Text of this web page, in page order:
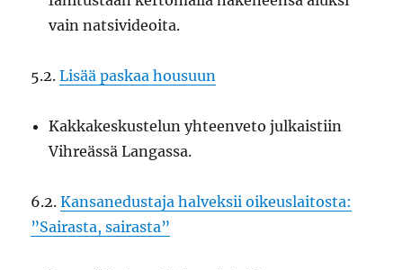
vain natsivideoita.
5.2.Lisää paskaa housuun
Kakkakeskustelun yhteenveto julkaistiin
Vihreässä Langassa.
6.2.Kansanedustaja halveksii oikeuslaitosta:
”Sairasta, sairasta”